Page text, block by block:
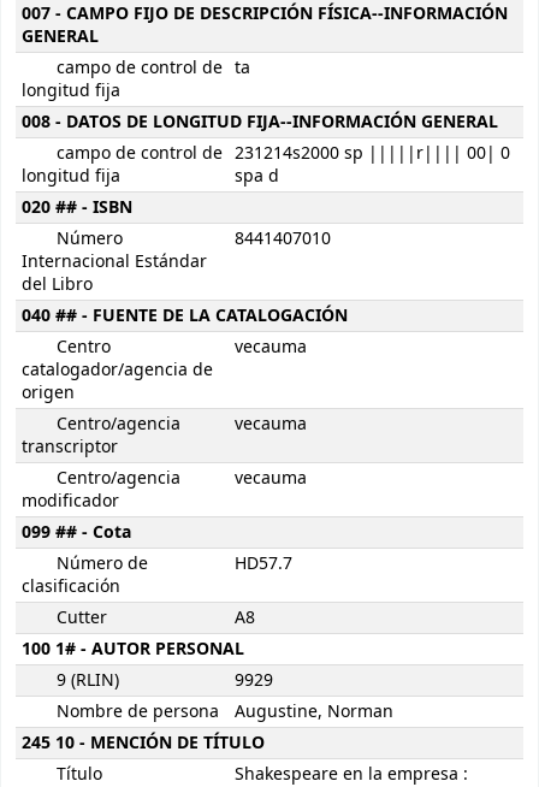
007 - CAMPO FIJO DE DESCRIPCIÓN FÍSICA--INFORMACIÓN
GENERAL
campo de control de
longitud fija
ta
008 - DATOS DE LONGITUD FIJA--INFORMACIÓN GENERAL
campo de control de
longitud fija
231214s2000 sp |||||r|||| 00| 0
spa d
020 ## - ISBN
Número
Internacional Estándar
del Libro
8441407010
040 ## - FUENTE DE LA CATALOGACIÓN
Centro
catalogador/agencia de
origen
vecauma
Centro/agencia
transcriptor
vecauma
Centro/agencia
modificador
vecauma
099 ## - Cota
Número de
clasificación
HD57.7
Cutter
A8
100 1# - AUTOR PERSONAL
9 (RLIN)
9929
Nombre de persona
Augustine, Norman
245 10 - MENCIÓN DE TÍTULO
Título
Shakespeare en la empresa :